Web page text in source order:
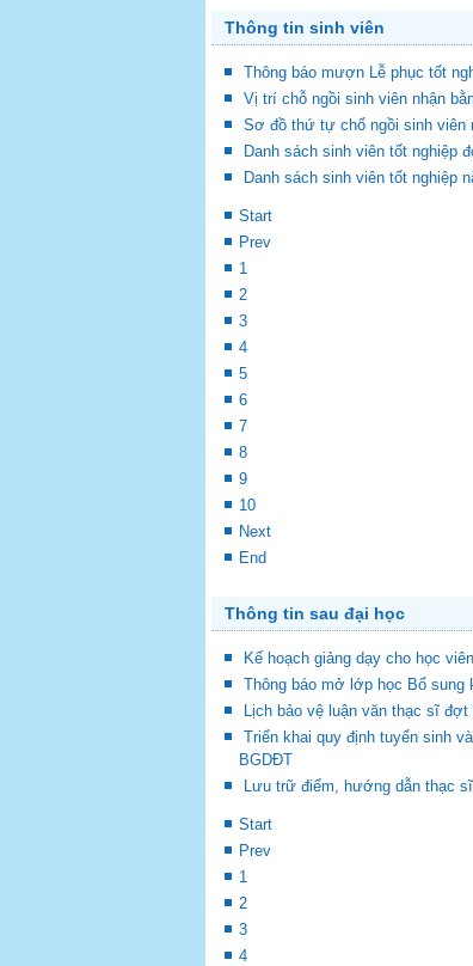
Thông tin sinh viên
Thông báo mượn Lễ phục tốt
Vị trí chỗ ngồi sinh viên nhận
Sơ đồ thứ tự chổ ngồi sinh viên
Danh sách sinh viên tốt nghiệp
Danh sách sinh viên tốt nghiệp
Start
Prev
1
2
3
4
5
6
7
8
9
10
Next
End
Thông tin sau đại học
Kế hoạch giảng dạy cho học
Thông báo mở lớp học Bổ
Lịch bảo vệ luận văn thạc sĩ đợt
Triển khai quy định tuyển sinh
BGDĐT
Lưu trữ điểm, hướng dẫn thạc
Start
Prev
1
2
3
4